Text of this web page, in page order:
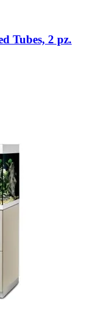
Tubes, 2 pz.